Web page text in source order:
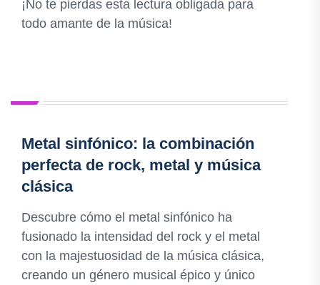
¡No te pierdas esta lectura obligada para
todo amante de la música!
Metal sinfónico: la combinación
perfecta de rock, metal y música
clásica
Descubre cómo el metal sinfónico ha
fusionado la intensidad del rock y el metal
con la majestuosidad de la música clásica,
creando un género musical épico y único